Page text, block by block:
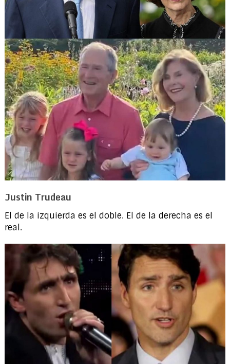
Justin Trudeau
El de la izquierda es el doble. El de la derecha es el
real.